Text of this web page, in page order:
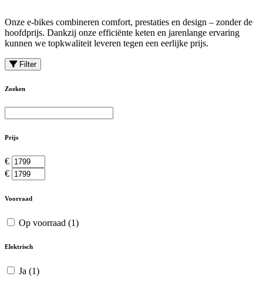
Onze e-bikes combineren comfort, prestaties en design – zonder de
hoofdprijs. Dankzij onze efficiënte keten en jarenlange ervaring
kunnen we topkwaliteit leveren tegen een eerlijke prijs.
Filter
Zoeken
Prijs
€
€
Voorraad
Op voorraad (1)
Elektrisch
Ja (1)